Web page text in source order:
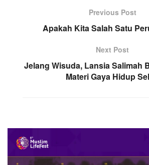
Previous Post
Apakah Kita Salah Satu
Next Post
Jelang Wisuda, Lansia Salimah
Materi Gaya Hidup